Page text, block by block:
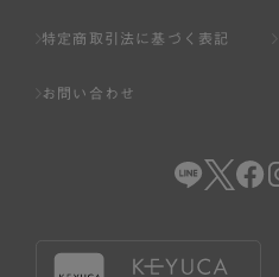
特定商取引法に基づく表記
お問い合わせ